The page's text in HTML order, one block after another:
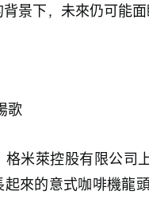
景下，未來仍可能
歌
格米萊控股有限公司
起來的意式咖啡機龍